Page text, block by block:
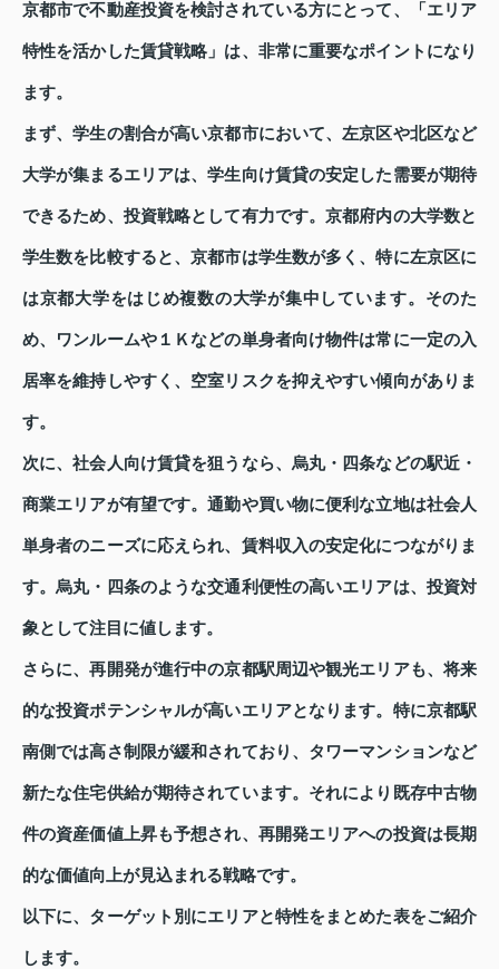
京都市で不動産投資を検討されている方にとって、「エリア
特性を活かした賃貸戦略」は、非常に重要なポイントになり
ます。
まず、学生の割合が高い京都市において、左京区や北区など
大学が集まるエリアは、学生向け賃貸の安定した需要が期待
できるため、投資戦略として有力です。京都府内の大学数と
学生数を比較すると、京都市は学生数が多く、特に左京区に
は京都大学をはじめ複数の大学が集中しています。そのた
め、ワンルームや１Ｋなどの単身者向け物件は常に一定の入
居率を維持しやすく、空室リスクを抑えやすい傾向がありま
す。
次に、社会人向け賃貸を狙うなら、烏丸・四条などの駅近・
商業エリアが有望です。通勤や買い物に便利な立地は社会人
単身者のニーズに応えられ、賃料収入の安定化につながりま
す。烏丸・四条のような交通利便性の高いエリアは、投資対
象として注目に値します。
さらに、再開発が進行中の京都駅周辺や観光エリアも、将来
的な投資ポテンシャルが高いエリアとなります。特に京都駅
南側では高さ制限が緩和されており、タワーマンションなど
新たな住宅供給が期待されています。それにより既存中古物
件の資産価値上昇も予想され、再開発エリアへの投資は長期
的な価値向上が見込まれる戦略です。
以下に、ターゲット別にエリアと特性をまとめた表をご紹介
します。